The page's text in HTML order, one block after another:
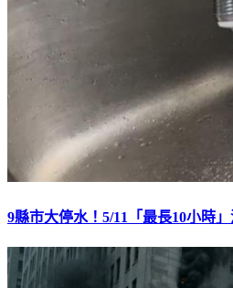
9縣市大停水！5/11「最長10小時